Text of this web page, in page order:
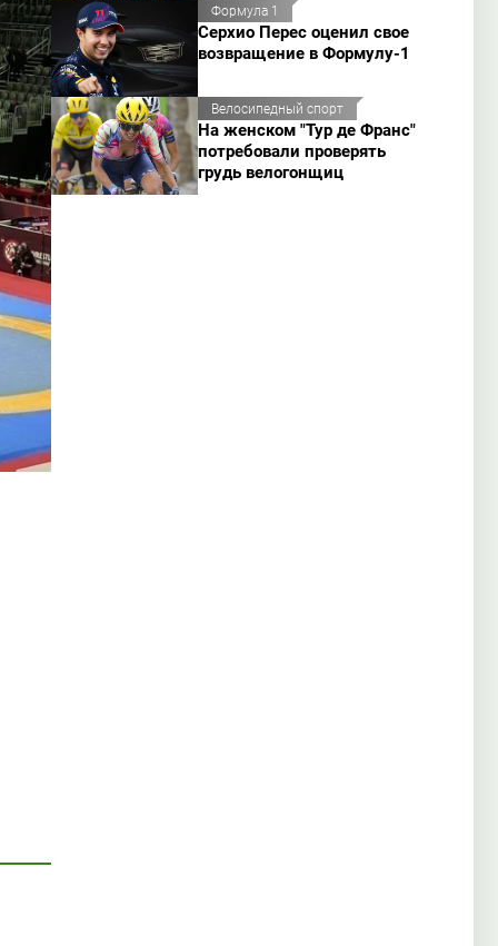
Формула 1
Серхио Перес оценил свое
возвращение в Формулу-1
Велосипедный спорт
На женском "Тур де Франс"
потребовали проверять
грудь велогонщиц